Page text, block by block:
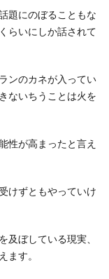
題にのぼることもな
らいにしか話されて
ンのカネが入ってい
ないちうことは火を
性が高まったと言え
けずともやっていけ
及ぼしている現実、
ます。